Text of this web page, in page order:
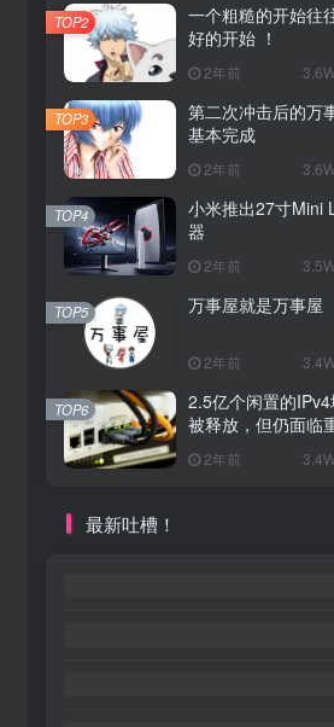
一个粗糙的开始往
好的开始 ！
2年前
TOP2
第二次冲击后的万
基本完成
2年前
TOP3
小米推出27寸Mini
器
2年前
TOP4
万事屋就是万事屋
2年前
TOP5
2.5亿个闲置的
被释放，但仍面临
2年前
TOP6
最新吐槽！